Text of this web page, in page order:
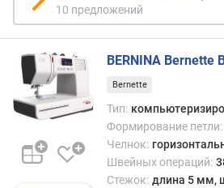
ь
а
я
в
с
10 предложений
BERNINA Bernette
Bernette
Тип:
Формирование петли:
Челнок:
Швейных операций:
Стежок: длина 5 мм,